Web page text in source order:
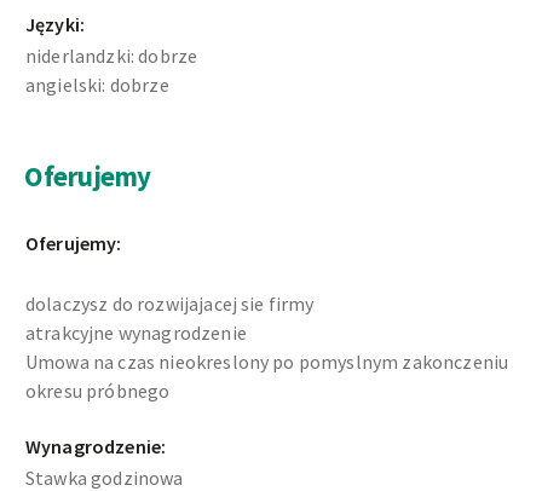
Języki:
niderlandzki: dobrze
angielski: dobrze
Oferujemy
Oferujemy:
dolaczysz do rozwijajacej sie firmy
atrakcyjne wynagrodzenie
Umowa na czas nieokreslony po pomyslnym zakonczeniu
okresu próbnego
Wynagrodzenie:
Stawka godzinowa